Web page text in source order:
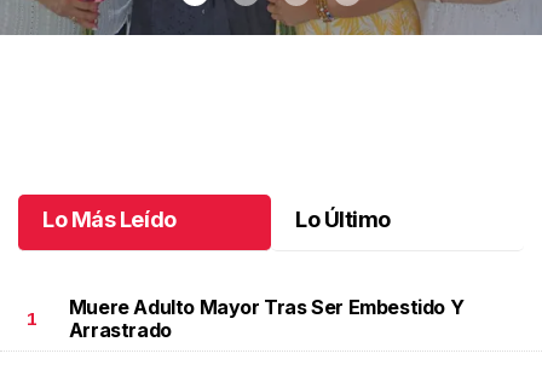
Lo Más Leído Lo Último
1
Muere Adulto Mayor Tras Ser Embestido Y
Arrastrado